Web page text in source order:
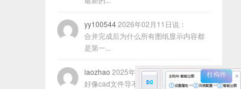
yy1005442026年02月11日说：
合并完成后为什么所有图纸显示内容都
是第一...
laozhao 2025年11月22日说：
好像cad文件导不进去咋回事？